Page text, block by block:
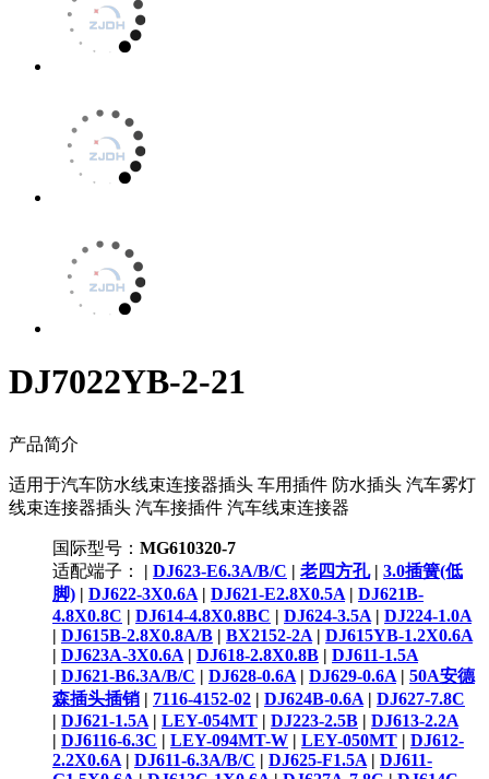
DJ7022YB-2-21
产品简介
适用于汽车防水线束连接器插头 车用插件 防水插头 汽车雾灯
线束连接器插头 汽车接插件 汽车线束连接器
国际型号： MG610320-7
适配端子：
| DJ623-E6.3A/B/C | 老四方孔| 3.0插簧(低
脚) | DJ622-3X0.6A | DJ621-E2.8X0.5A | DJ621B-
4.8X0.8C | DJ614-4.8X0.8BC | DJ624-3.5A | DJ224-1.0A
| DJ615B-2.8X0.8A/B | BX2152-2A | DJ615YB-1.2X0.6A
| DJ623A-3X0.6A | DJ618-2.8X0.8B | DJ611-1.5A
| DJ621-B6.3A/B/C | DJ628-0.6A | DJ629-0.6A | 50A安德
森插头插销 | 7116-4152-02 | DJ624B-0.6A | DJ627-7.8C
| DJ621-1.5A | LEY-054MT | DJ223-2.5B | DJ613-2.2A
| DJ6116-6.3C | LEY-094MT-W | LEY-050MT | DJ612-
2.2X0.6A | DJ611-6.3A/B/C | DJ625-F1.5A | DJ611-